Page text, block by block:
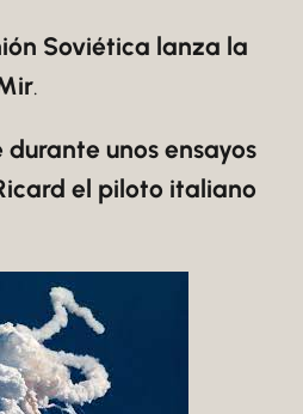
Soviética lanza la
.
unos ensayos
el piloto italiano